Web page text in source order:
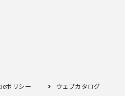
ポリシー ウェブカタログ